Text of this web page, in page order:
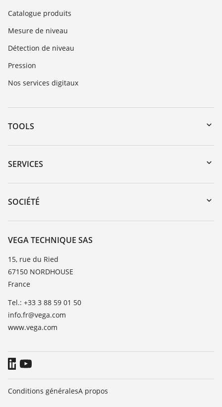
Catalogue produits
Mesure de niveau
Détection de niveau
Pression
Nos services digitaux
TOOLS
Téléchargements
Recherche par numéro de série
DTM Collection/PACTware
SERVICES
Retour d'appareil
Formations
Liste de compatibilité chimique
TeamViewer
SOCIÉTÉ
Carrière
À propos de VEGA
Contact
News
Presse
Blog
VEGA TECHNIQUE SAS
15, rue du Ried
67150 NORDHOUSE
France
Tel.: +33 3 88 59 01 50
info.fr@vega.com
www.vega.com
Conditions généralesA propos